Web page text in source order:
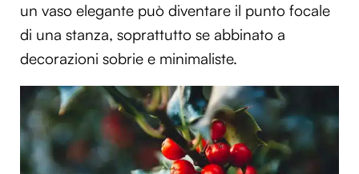
un vaso elegante può diventare il punto focale
di una stanza, soprattutto se abbinato a
decorazioni sobrie e minimaliste.